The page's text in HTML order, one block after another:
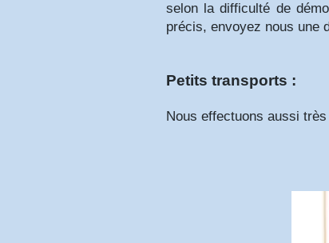
selon la difficulté de
précis, envoyez nous une
Petits transports :
Nous effectuons aussi